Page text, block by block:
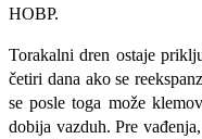
HOBP.
Torakalni dren ostaje
četiri dana ako se
se posle toga može
dobija vazduh. Pre